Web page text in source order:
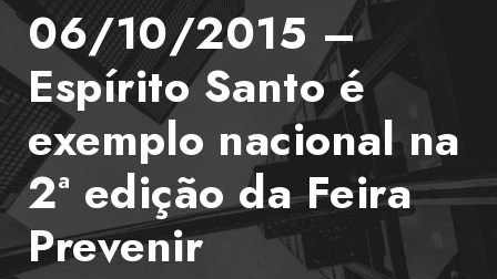
06/10/2015 –
Espírito Santo é
exemplo nacional na
2ª edição da Feira
Prevenir